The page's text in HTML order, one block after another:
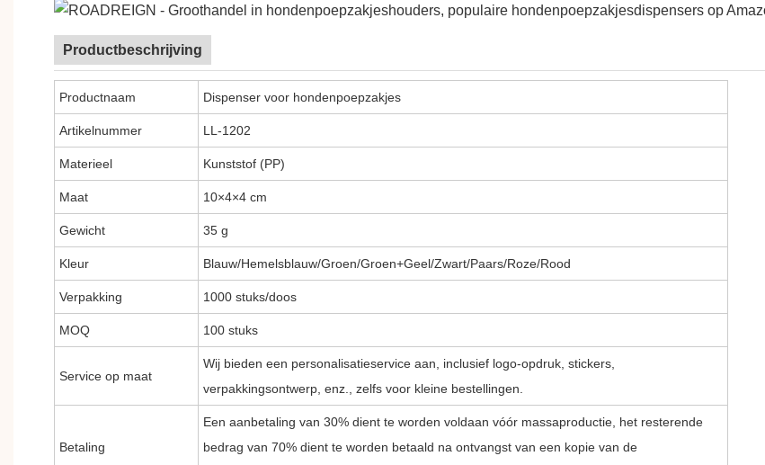
Productbeschrijving
Productnaam Dispenser voor hondenpoepzakjes
Artikelnummer LL-1202
Materieel Kunststof (PP)
Maat 10×4×4 cm
Gewicht 35 g
Kleur Blauw/Hemelsblauw/Groen/Groen+Geel/Zwart/Paars/Roze/Rood
Verpakking 1000 stuks/doos
MOQ 100 stuks
Service op maat
Wij bieden een personalisatieservice aan, inclusief logo-opdruk, stickers,
verpakkingsontwerp, enz., zelfs voor kleine bestellingen.
Betaling
Een aanbetaling van 30% dient te worden voldaan vóór massaproductie, het resterende
bedrag van 70% dient te worden betaald na ontvangst van een kopie van de